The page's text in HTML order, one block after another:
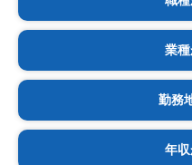
業
勤務
年